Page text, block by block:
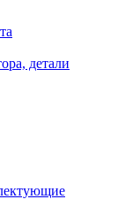
детали